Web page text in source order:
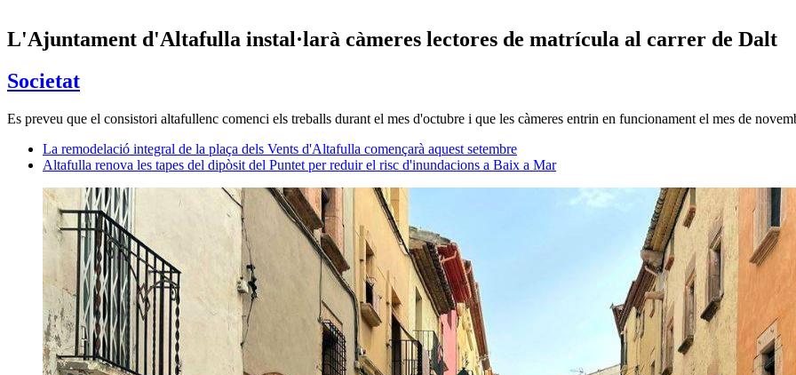
L'Ajuntament d'Altafulla instal·larà càmeres lectores de matrícula al carrer de Dalt
Societat
Es preveu que el consistori altafullenc comenci els treballs durant el mes d'octubre i que les càmeres entrin en funcionament el mes de
La remodelació integral de la plaça dels Vents d'Altafulla començarà aquest setembre
Altafulla renova les tapes del dipòsit del Puntet per reduir el risc d'inundacions a Baix a Mar